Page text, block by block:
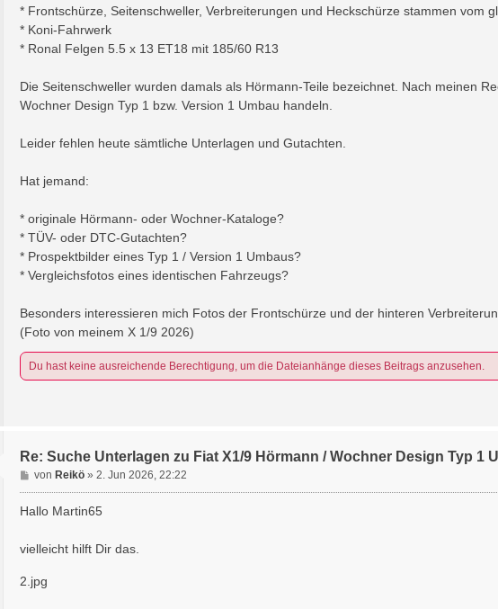
* Frontschürze, Seitenschweller, Verbreiterungen und Heckschürze stammen vom
* Koni-Fahrwerk
* Ronal Felgen 5.5 x 13 ET18 mit 185/60 R13
Die Seitenschweller wurden damals als Hörmann-Teile bezeichnet. Nach meinen
Wochner Design Typ 1 bzw. Version 1 Umbau handeln.
Leider fehlen heute sämtliche Unterlagen und Gutachten.
Hat jemand:
* originale Hörmann- oder Wochner-Kataloge?
* TÜV- oder DTC-Gutachten?
* Prospektbilder eines Typ 1 / Version 1 Umbaus?
* Vergleichsfotos eines identischen Fahrzeugs?
Besonders interessieren mich Fotos der Frontschürze und der hinteren
(Foto von meinem X 1/9 2026)
Du hast keine ausreichende Berechtigung, um die Dateianhänge dieses Beitrags anzusehen.
Re: Suche Unterlagen zu Fiat X1/9 Hörmann / Wochner Design Typ 1
B
e
i
a
von Reikö» 2. Jun 2026, 22:22
Hallo Martin65
vielleicht hilft Dir das.
2.jpg